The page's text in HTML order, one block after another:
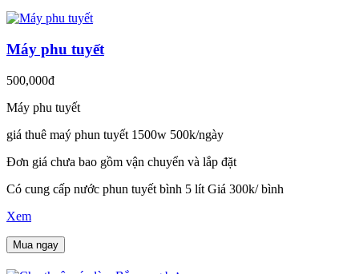
Máy phu tuyết
500,000đ
Máy phu tuyết
giá thuê maý phun tuyết 1500w 500k/ngày
Đơn giá chưa bao gồm vận chuyển và lắp đặt
Có cung cấp nước phun tuyết bình 5 lít Giá 300k/ bình
Xem
Mua ngay